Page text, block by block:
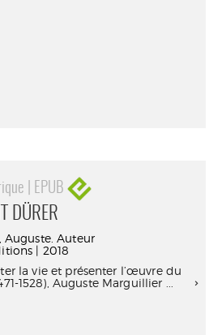
| EPUB
DÜRER
Auguste. Auteur
| 2018
la vie et présenter l’œuvre du
1528), Auguste Marguillier ...